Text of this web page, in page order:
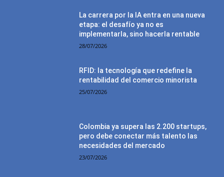
La carrera por la IA entra en una nueva
etapa: el desafío ya no es
implementarla, sino hacerla rentable
28/07/2026
RFID: la tecnología que redefine la
rentabilidad del comercio minorista
25/07/2026
Colombia ya supera las 2.200 startups,
pero debe conectar más talento las
necesidades del mercado
23/07/2026